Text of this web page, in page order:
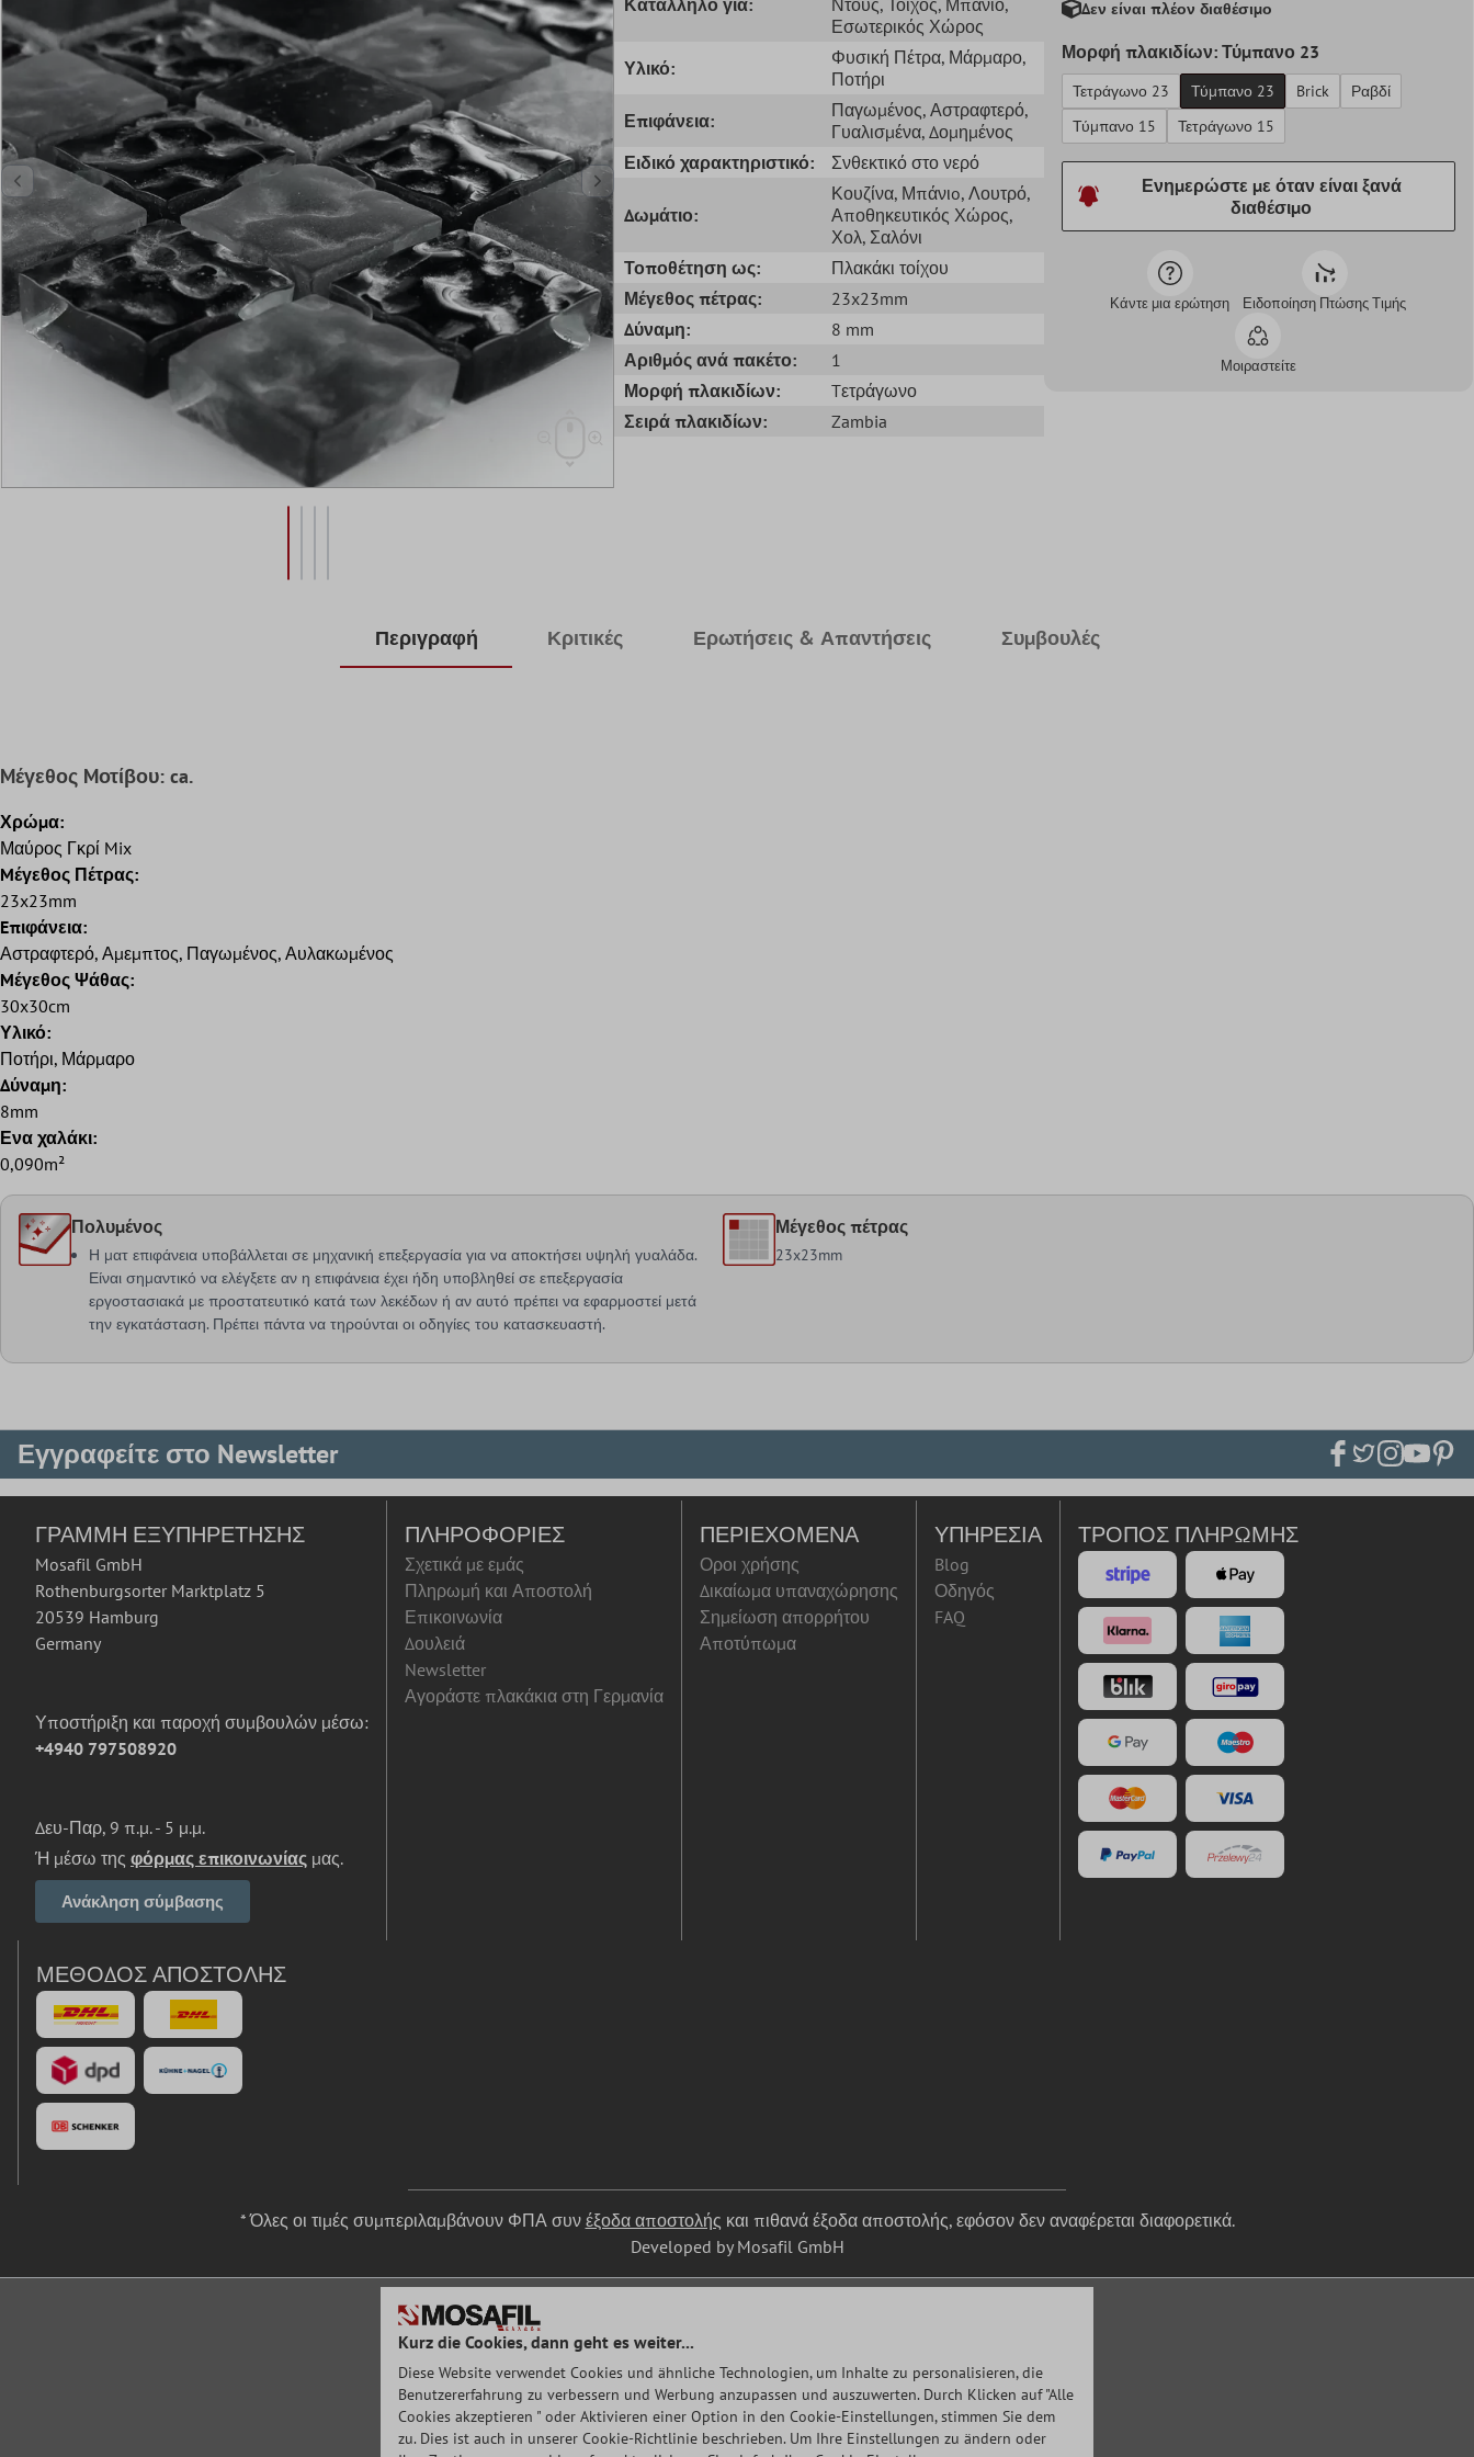
Εσωτερικός Χώρος
Υλικό:
Φυσική Πέτρα, Μάρμαρο,
Ποτήρι
Επιφάνεια:
Παγωμένος, Αστραφτερό,
Γυαλισμένα, Δομημένος
Ειδικό χαρακτηριστικό:
Σνθεκτικό στο νερό
Δωμάτιο:
Κουζίνα, Μπάνιo, Λουτρό,
Αποθηκευτικός Χώρος,
Χολ, Σαλόνι
Τοποθέτηση ως:
Πλακάκι τοίχου
Μέγεθος πέτρας:
23x23mm
Δύναμη:
8 mm
Αριθμός ανά πακέτο:
1
Μορφή πλακιδίων:
Tετράγωνο
Σειρά πλακιδίων:
Zambia
Δεν είναι πλέον διαθέσιμο
Μορφή πλακιδίων: Τύμπανο 23
Τετράγωνο 23 Τύμπανο 23 Brick
Ραβδί
Τύμπανο 15
Τετράγωνο 15
Ενημερώστε με όταν είναι ξανά
διαθέσιμο
Κάντε μια ερώτηση Ειδοποίηση Πτώσης Τιμής
Μοιραστείτε
Περιγραφή Κριτικές Ερωτήσεις & Απαντήσεις Συμβουλές
Mέγεθος Mοτίβου: ca.
Χρώμα:
Μαύρος Γκρί Mix
Mέγεθος Πέτρας:
23x23mm
Eπιφάνεια:
Αστραφτερό, Αμεμπτος, Παγωμένος, Αυλακωμένος
Mέγεθος Ψάθας:
30x30cm
Υλικό:
Ποτήρι, Μάρμαρο
Δύναμη:
8mm
Ενα χαλάκι:
0,090m²
Πολυμένος
Η ματ επιφάνεια υποβάλλεται σε μηχανική επεξεργασία για να αποκτήσει υψηλή γυαλάδα.
Είναι σημαντικό να ελέγξετε αν η επιφάνεια έχει ήδη υποβληθεί σε επεξεργασία
εργοστασιακά με προστατευτικό κατά των λεκέδων ή αν αυτό πρέπει να εφαρμοστεί μετά
την εγκατάσταση. Πρέπει πάντα να τηρούνται οι οδηγίες του κατασκευαστή.
Μέγεθος πέτρας
23x23mm
Εγγραφείτε στο Newsletter
ΓΡΑΜΜΉ ΕΞΥΠΗΡΈΤΗΣΗΣ
Mosafil GmbH
Rothenburgsorter Marktplatz 5
20539 Hamburg
Germany
Υποστήριξη και παροχή συμβουλών μέσω:
+4940 797508920
Δευ-Παρ, 9 π.μ. - 5 μ.μ.
Ή μέσω της φόρμας επικοινωνίας μας.
Ανάκληση σύμβασης
ΠΛΗΡΟΦΟΡΊΕΣ
Σχετικά με εμάς
Πληρωμή και Αποστολή
Επικοινωνία
Δουλειά
Newsletter
Αγοράστε πλακάκια στη Γερμανία
ΠΕΡΙΕΧΌΜΕΝΑ
Οροι χρήσης
Δικαίωμα υπαναχώρησης
Σημείωση απορρήτου
Αποτύπωμα
ΥΠΗΡΕΣΊΑ
Blog
Οδηγός
FAQ
ΤΡΌΠΟΣ ΠΛΗΡΩΜΉΣ
ΜΈΘΟΔΟΣ ΑΠΟΣΤΟΛΉΣ
* Όλες οι τιμές συμπεριλαμβάνουν ΦΠΑ συν έξοδα αποστολής και πιθανά έξοδα αποστολής, εφόσον δεν αναφέρεται διαφορετικά.
Developed by Mosafil GmbH
Kurz die Cookies, dann geht es weiter...
Diese Website verwendet Cookies und ähnliche Technologien, um Inhalte zu personalisieren, die
Benutzererfahrung zu verbessern und Werbung anzupassen und auszuwerten. Durch Klicken auf "Alle
Cookies akzeptieren " oder Aktivieren einer Option in den Cookie-Einstellungen, stimmen Sie dem
zu. Dies ist auch in unserer Cookie-Richtlinie beschrieben. Um Ihre Einstellungen zu ändern oder